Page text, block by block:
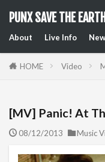
PUNX SAVE THE EARTH
About Live Info
HOME Video
[MV] Panic! At
08/12/2013 Music